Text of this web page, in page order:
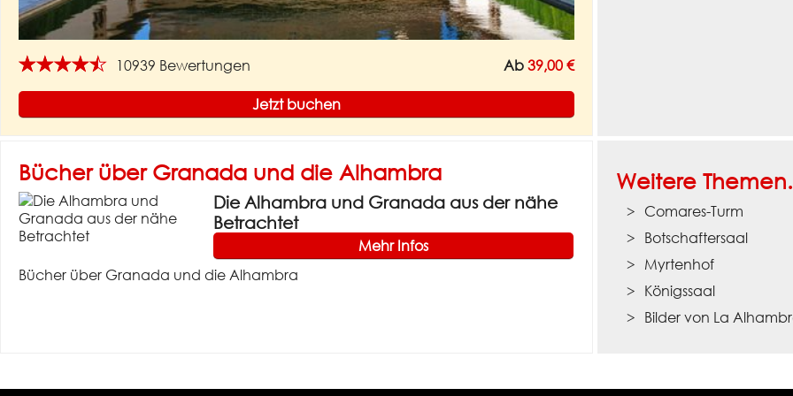
★★★★★ 10939 Bewertungen Ab 39,00 €
Jetzt buchen
Bücher über Granada und die Alhambra
Die Alhambra und Granada aus der nähe
Betrachtet
Mehr Infos
Bücher über Granada und die Alhambra
Weitere
Comares-Turm
Botschaftersaal
Myrtenhof
Königssaal
Bilder von La